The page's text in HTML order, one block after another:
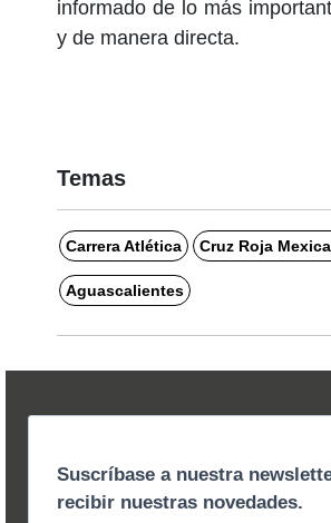
informado de lo más
y de manera directa.
Temas
Carrera Atlética Cruz Roja
Aguascalientes